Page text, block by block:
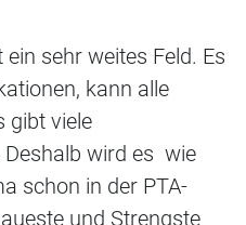
sehr weites Feld. Es
kann alle
gibt viele
wird es wie
schon in der PTA-
und Strengste